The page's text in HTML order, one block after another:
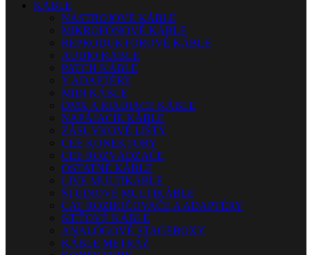
KÁBLE
NÁSTROJOVÉ KÁBLE
MIKROFÓNOVÉ KÁBLE
REPRODUKTOROVÉ KÁBLE
AUDIO KÁBLE
PATCH KÁBLE
Y ADAPTÉRY
MIDI KÁBLE
DMX A RIADIACE KÁBLE
NAPÁJACIE KÁBLE
ZÁSUVKOVÉ LIŠTY
CEE KONEKTORY
CEE ROZVÁDZAČE
OSTATNÉ KÁBLE
LIVE MULTIKÁBLE
ŠTÚDIOVÉ MULTIKÁBLE
CAT ROZBOČOVAČE A ADAPTÉRY
SIEŤOVÉ KÁBLE
ANALÓGOVÉ STAGEBOXY
KÁBLE METRÁŽ